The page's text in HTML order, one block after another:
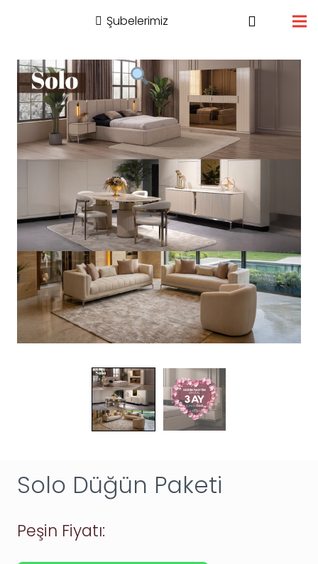
Şubelerimiz
Solo Düğün Paketi
Peşin Fiyatı: